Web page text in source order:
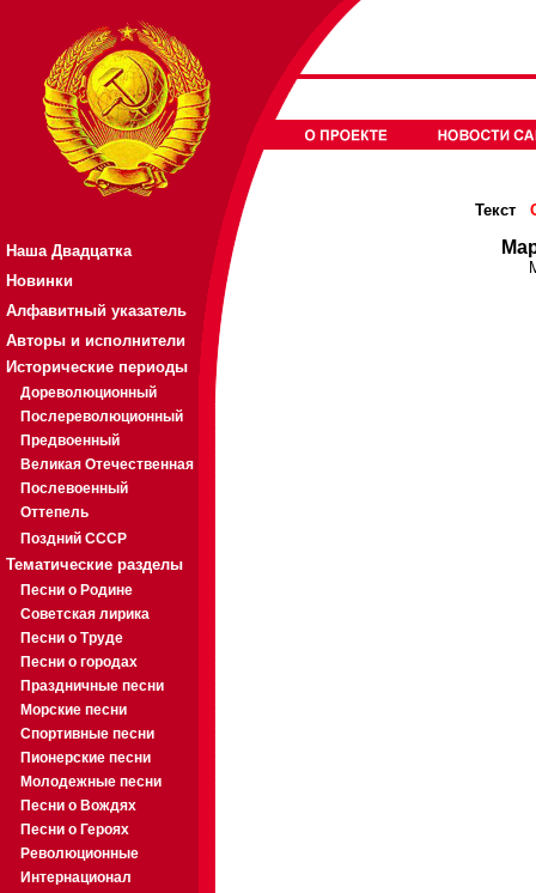
Наша Двадцатка
Новинки
Алфавитный указатель
Авторы и исполнители
Исторические периоды
Дореволюционный
Послереволюционный
Предвоенный
Великая Отечественная
Послевоенный
Оттепель
Поздний СССР
Тематические разделы
Песни о Родине
Советская лирика
Песни о Труде
Песни о городах
Праздничные песни
Морские песни
Спортивные песни
Пионерские песни
Молодежные песни
Песни о Вождях
Песни о Героях
Революционные
Интернационал
Текст